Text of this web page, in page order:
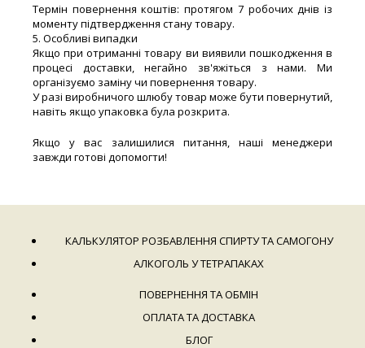
Термін повернення коштів: протягом 7 робочих днів із
моменту підтвердження стану товару.
5. Особливі випадки
Якщо при отриманні товару ви виявили пошкодження в
процесі доставки, негайно зв'яжіться з нами. Ми
організуємо заміну чи повернення товару.
У разі виробничого шлюбу товар може бути повернутий,
навіть якщо упаковка була розкрита.
Якщо у вас залишилися питання, наші менеджери
завжди готові допомогти!
КАЛЬКУЛЯТОР РОЗБАВЛЕННЯ СПИРТУ ТА САМОГОНУ
АЛКОГОЛЬ У ТЕТРАПАКАХ
ПОВЕРНЕННЯ ТА ОБМІН
ОПЛАТА ТА ДОСТАВКА
БЛОГ